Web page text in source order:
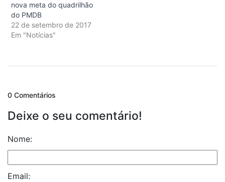
nova meta do quadrilhão
do PMDB
22 de setembro de 2017
Em "Notícias"
0 Comentários
Deixe o seu comentário!
Nome:
Email: